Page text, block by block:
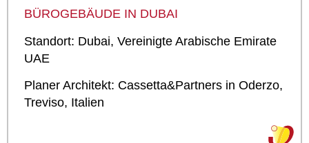
BÜROGEBÄUDE IN DUBAI
Standort: Dubai, Vereinigte Arabische Emirate
UAE
Planer Architekt: Cassetta&Partners in Oderzo,
Treviso, Italien